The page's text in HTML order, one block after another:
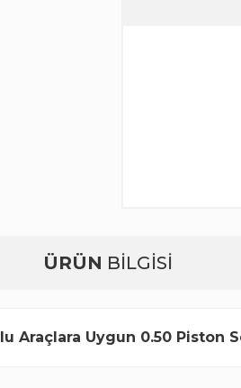
ÜRÜN BİLGİSİ
Araçlara Uygun 0.50 Piston